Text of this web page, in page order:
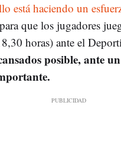
está haciendo un
que los jugadores
horas) ante el
posible, ante